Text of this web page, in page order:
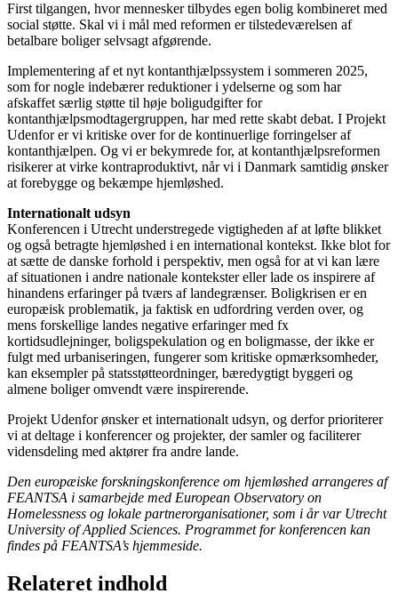
First tilgangen, hvor mennesker tilbydes egen bolig kombineret med
social støtte. Skal vi i mål med reformen er tilstedeværelsen af
betalbare boliger selvsagt afgørende.
Implementering af et nyt kontanthjælpssystem i sommeren 2025,
som for nogle indebærer reduktioner i ydelserne og som har
afskaffet særlig støtte til høje boligudgifter for
kontanthjælpsmodtagergruppen, har med rette skabt debat. I Projekt
Udenfor er vi kritiske over for de kontinuerlige forringelser af
kontanthjælpen. Og vi er bekymrede for, at kontanthjælpsreformen
risikerer at virke kontraproduktivt, når vi i Danmark samtidig ønsker
at forebygge og bekæmpe hjemløshed.
Internationalt udsyn
Konferencen i Utrecht understregede vigtigheden af at løfte blikket
og også betragte hjemløshed i en international kontekst. Ikke blot for
at sætte de danske forhold i perspektiv, men også for at vi kan lære
af situationen i andre nationale kontekster eller lade os inspirere af
hinandens erfaringer på tværs af landegrænser. Boligkrisen er en
europæisk problematik, ja faktisk en udfordring verden over, og
mens forskellige landes negative erfaringer med fx
kortidsudlejninger, boligspekulation og en boligmasse, der ikke er
fulgt med urbaniseringen, fungerer som kritiske opmærksomheder,
kan eksempler på statsstøtteordninger, bæredygtigt byggeri og
almene boliger omvendt være inspirerende.
Projekt Udenfor ønsker et internationalt udsyn, og derfor prioriterer
vi at deltage i konferencer og projekter, der samler og faciliterer
vidensdeling med aktører fra andre lande.
Den europæiske forskningskonference om hjemløshed arrangeres af
FEANTSA i samarbejde med European Observatory on
Homelessness og lokale partnerorganisationer, som i år var Utrecht
University of Applied Sciences. Programmet for konferencen kan
findes på FEANTSA’s hjemmeside.
Relateret indhold